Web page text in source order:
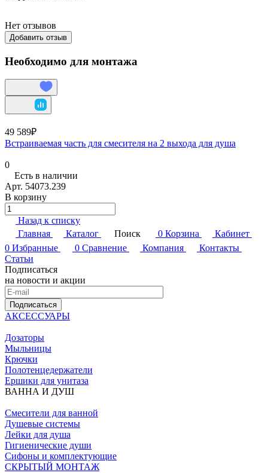
Нет отзывов
Добавить отзыв
Необходимо для монтажа
49 589₽
Встраиваемая часть для смесителя на 2 выхода для душа
0
Есть в наличии
Арт. 54073.239
В корзину
Назад к списку
Главная
Каталог Поиск 0 Корзина
Кабинет
0 Избранные 0 Сравнение Компания
Контакты
Статьи
Подписаться
на новости и акции
Подписаться
АКСЕССУАРЫ
Дозаторы
Мыльницы
Крючки
Полотенцедержатели
Ершики для унитаза
ВАННА И ДУШ
Смесители для ванной
Душевые системы
Лейки для душа
Гигиенические души
Сифоны и комплектующие
СКРЫТЫЙ МОНТАЖ